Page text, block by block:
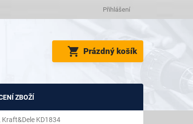
Přihlášení
NÁKUPNÍ
KOŠÍK
Prázdný košík
ZBOŽÍ
KD1834